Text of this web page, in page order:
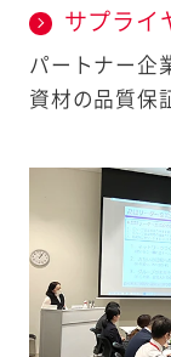
サプライ
パートナー企
資材の品質保